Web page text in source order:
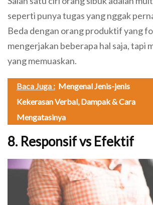
seperti punya tugas yang nggak
Beda dengan orang produktif yang
mengerjakan beberapa hal saja, tapi
yang memuaskan.
Baca Juga : Mengenal Jenis-jenis
Kekerasan Verbal, Dampak & Cara
Mengatasinya
8. Responsif vs Efektif